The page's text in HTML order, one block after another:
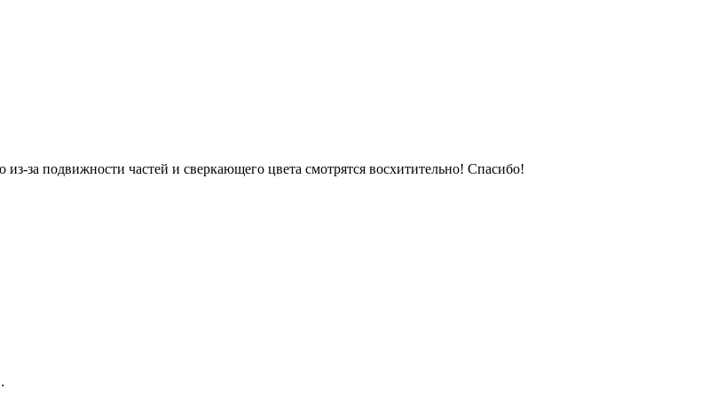
за подвижности частей и сверкающего цвета смотрятся восхитительно! Спасибо!